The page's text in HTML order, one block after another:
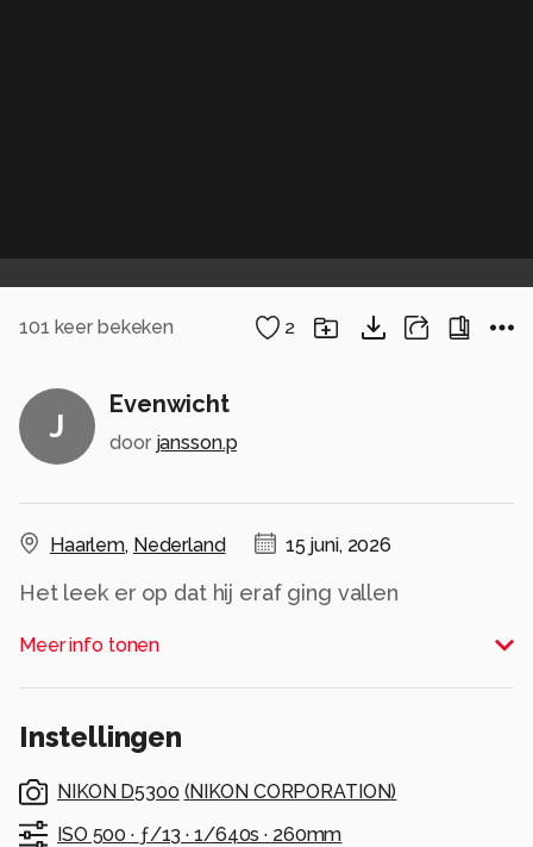
101 keer bekeken 2
J
Evenwicht
door jansson.p
Haarlem, Nederland 15 juni, 2026
Het leek er op dat hij eraf ging vallen
Alle rechten voorbehouden
Meer info tonen
Instellingen
NIKON D5300 (NIKON CORPORATION)
ISO 500 · ƒ/13 · 1/640s · 260mm